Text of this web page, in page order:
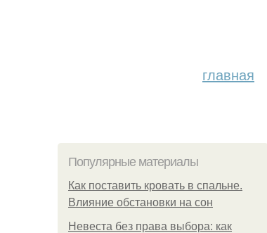
главная
Популярные материалы
Как поставить кровать в спальне.
Влияние обстановки на сон
Невеста без права выбора: как